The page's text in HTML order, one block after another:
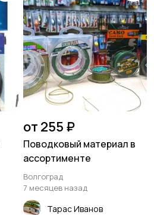
от 255 ₽
Поводковый материал в
ассортименте
Волгоград
7 месяцев назад
Тарас Иванов